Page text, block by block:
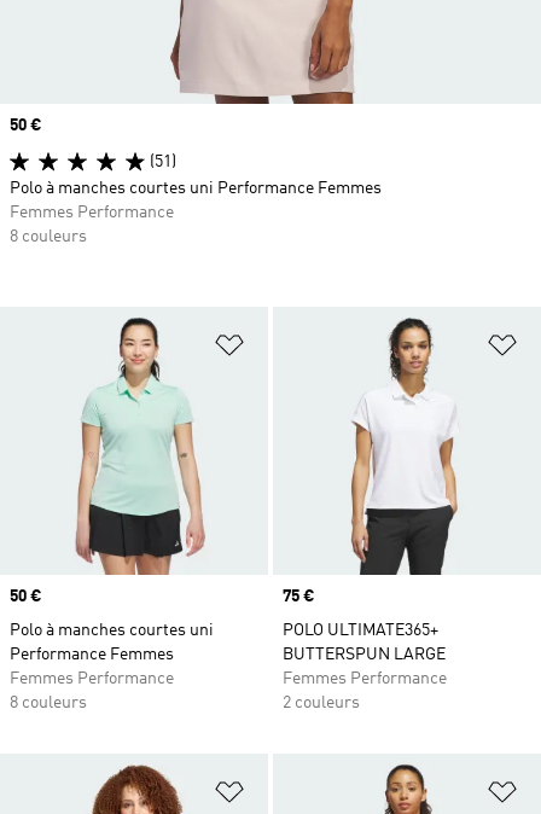
Ajouter à la Liste de produits
Prix
50 €
Polo à manches courtes uni
Performance Femmes
Femmes Performance
8 couleurs
Prix
75 €
POLO ULTIMATE365+
BUTTERSPUN LARGE
Femmes Performance
2 couleurs
Ajouter à la Liste de produits
Prix
50 €
(51)
Polo à manches courtes uni Performance Femmes
Femmes Performance
8 couleurs